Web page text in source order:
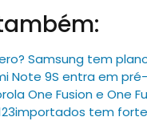
Samsung tem
Note 9S entra em
One Fusion e One
tem